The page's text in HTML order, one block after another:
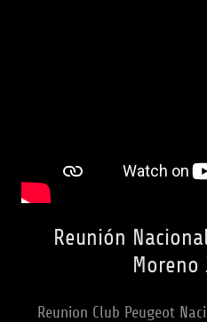
Reunión
Moreno
Reunion Club Peugeot